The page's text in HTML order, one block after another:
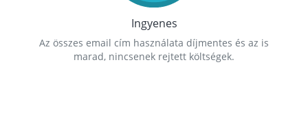
Ingyenes
Az összes email cím használata díjmentes és az is
marad, nincsenek rejtett költségek.